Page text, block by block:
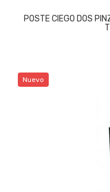
POSTE CIEGO DOS
Nuevo